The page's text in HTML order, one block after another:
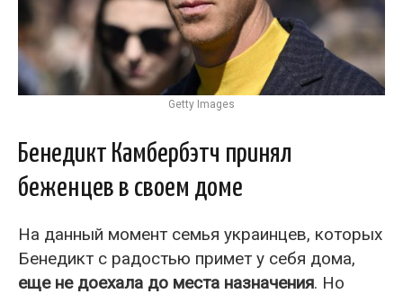
Getty Images
Бенедикт Камбербэтч принял
беженцев в своем доме
На данный момент семья украинцев, которых
Бенедикт с радостью примет у себя дома,
еще не доехала до места назначения. Но